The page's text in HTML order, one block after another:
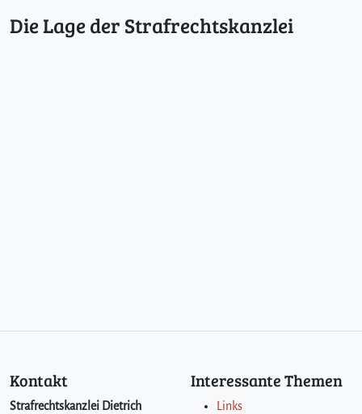
Die Lage der Strafrechtskanzlei
Kontakt
Strafrechtskanzlei Dietrich
Interessante Themen
Links